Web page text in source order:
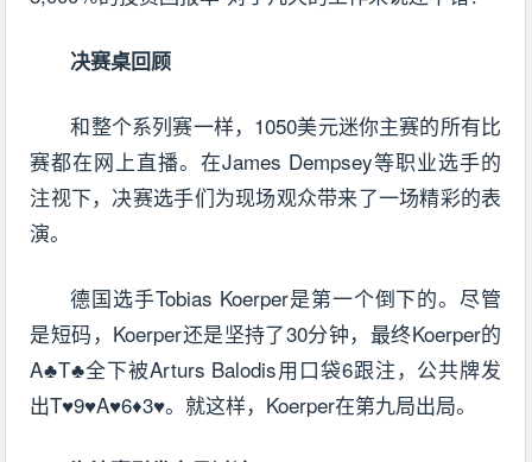
决赛桌回顾
和整个系列赛一样，1050美元迷你主赛的所有比
赛都在网上直播。在James Dempsey等职业选手的
注视下，决赛选手们为现场观众带来了一场精彩的表
演。
德国选手Tobias Koerper是第一个倒下的。尽管
是短码，Koerper还是坚持了30分钟，最终Koerper的
A♣T♣全下被Arturs Balodis用口袋6跟注，公共牌发
出T♥9♥A♥6♦3♥。就这样，Koerper在第九局出局。